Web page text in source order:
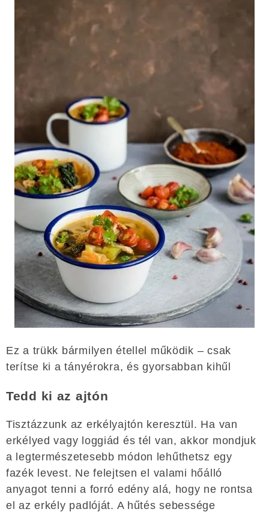
Ez a trükk bármilyen étellel működik – csak
terítse ki a tányérokra, és gyorsabban kihűl
Tedd ki az ajtón
Tisztázzunk az erkélyajtón keresztül. Ha van
erkélyed vagy loggiád és tél van, akkor mondjuk
a legtermészetesebb módon lehűthetsz egy
fazék levest. Ne felejtsen el valami hőálló
anyagot tenni a forró edény alá, hogy ne rontsa
el az erkély padlóját. A hűtés sebessége